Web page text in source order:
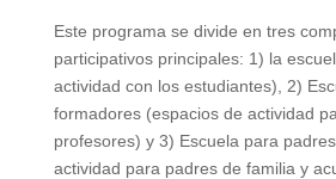
Este programa se divide en tres
participativos principales: 1) la
actividad con los estudiantes), 2)
formadores (espacios de actividad
profesores) y 3) Escuela para
actividad para padres de familia y